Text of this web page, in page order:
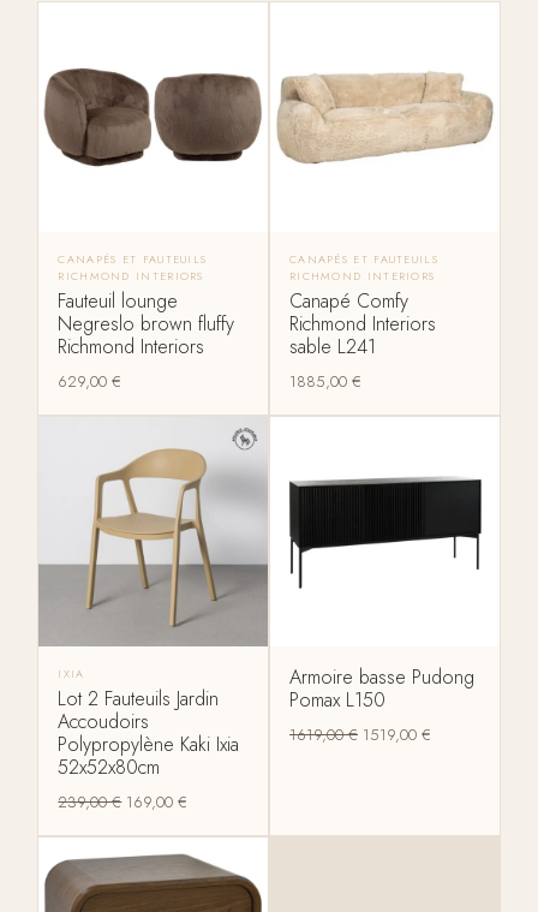
CANAPÉS ET FAUTEUILS
RICHMOND INTERIORS
Fauteuil lounge
Negreslo brown fluffy
Richmond Interiors
629,00€
CANAPÉS ET FAUTEUILS
RICHMOND INTERIORS
Canapé Comfy
Richmond Interiors
sable L241
1885,00 €
IXIA
Lot 2 Fauteuils Jardin
Accoudoirs
Polypropylène Kaki Ixia
52x52x80cm
239,00€ 169,00€
Armoire basse Pudong
Pomax L150
1619,00€ 1519,00 €